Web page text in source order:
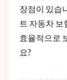
장점이 있습
트 자동차
효율적으로
요?